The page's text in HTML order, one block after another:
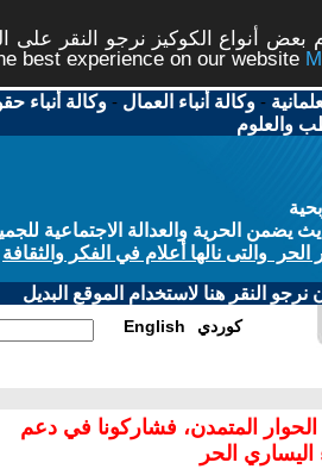
أنواع الكوكيز نرجو النقر على
best experience on our website
-وكالة أنباء العمال -وكالة أنباء
والعلوم
الحرية والعدالة الاجتماعية
والتى نالها أعلام في الفكر والثقافة
النقر هنا لاستخدام الموقع البديل
English كوردي
الحوار المتمدن، فشاركونا في دعم
اليساري الحر